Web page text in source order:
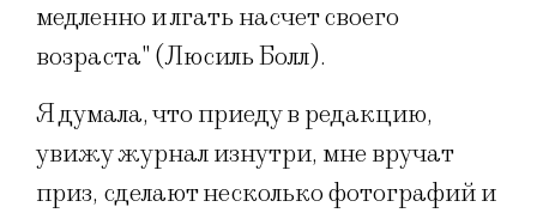
медленно и лгать насчет своего
возраста" (Люсиль Болл).
Я думала, что приеду в редакцию,
увижу журнал изнутри, мне вручат
приз, сделают несколько фотографий и